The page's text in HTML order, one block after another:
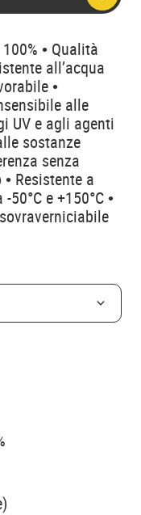
• Qualità
all’acqua
•
alle
UV e agli agenti
sostanze
senza
Resistente a
e +150°C •